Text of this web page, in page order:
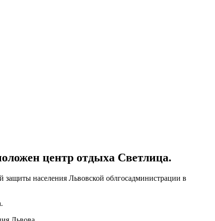
центр отдыха Светлица.
защиты населения Львовской облгосадминистрации в